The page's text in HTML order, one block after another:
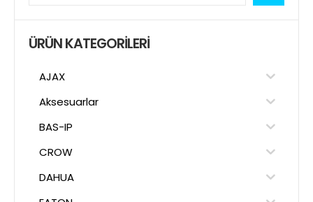
ÜRÜN KATEGORILERI
AJAX
Aksesuarlar
BAS-IP
CROW
DAHUA